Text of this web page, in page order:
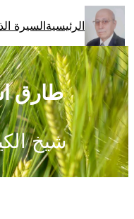
تخطى
إلى
المحتوى
الرئيسيةالسيرة
طارق
شيخ